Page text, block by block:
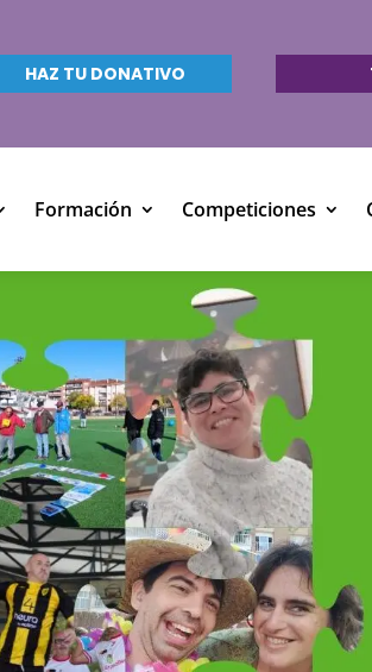
HAZ TU DONATIVO
Formación Competiciones